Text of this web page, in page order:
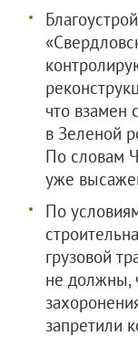
что взамен
в Зеленой
По словам
уже
По
грузовой
не должны,
запретили